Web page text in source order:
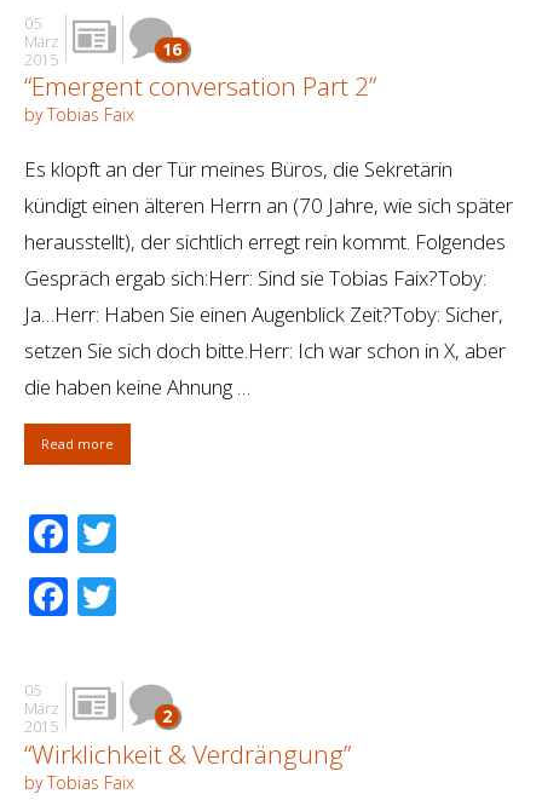
05
März
2015
16
“Emergent conversation Part 2”
by Tobias Faix
Es klopft an der Tür meines Büros, die Sekretärin
kündigt einen älteren Herrn an (70 Jahre, wie sich später
herausstellt), der sichtlich erregt rein kommt. Folgendes
Gespräch ergab sich:Herr: Sind sie Tobias Faix?Toby:
Ja…Herr: Haben Sie einen Augenblick Zeit?Toby: Sicher,
setzen Sie sich doch bitte.Herr: Ich war schon in X, aber
die haben keine Ahnung …
Read more
Facebook
Facebook
05
März
2015
2
“Wirklichkeit & Verdrängung”
by Tobias Faix